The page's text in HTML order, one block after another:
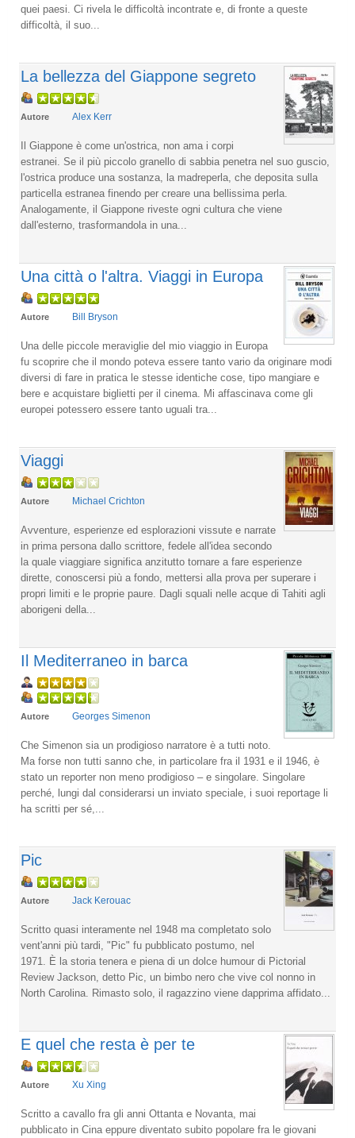
quei paesi. Ci rivela le difficoltà incontrate e, di fronte a queste
difficoltà, il suo...
La bellezza del Giappone segreto
Autore Alex Kerr
Il Giappone è come un'ostrica, non ama i corpi
estranei. Se il più piccolo granello di sabbia penetra nel suo guscio,
l'ostrica produce una sostanza, la madreperla, che deposita sulla
particella estranea finendo per creare una bellissima perla.
Analogamente, il Giappone riveste ogni cultura che viene
dall'esterno, trasformandola in una...
Una città o l'altra. Viaggi in Europa
Autore Bill Bryson
Una delle piccole meraviglie del mio viaggio in Europa
fu scoprire che il mondo poteva essere tanto vario da originare modi
diversi di fare in pratica le stesse identiche cose, tipo mangiare e
bere e acquistare biglietti per il cinema. Mi affascinava come gli
europei potessero essere tanto uguali tra...
Viaggi
Autore Michael Crichton
Avventure, esperienze ed esplorazioni vissute e narrate
in prima persona dallo scrittore, fedele all'idea secondo
la quale viaggiare significa anzitutto tornare a fare esperienze
dirette, conoscersi più a fondo, mettersi alla prova per superare i
propri limiti e le proprie paure. Dagli squali nelle acque di Tahiti agli
aborigeni della...
Il Mediterraneo in barca
Autore Georges Simenon
Che Simenon sia un prodigioso narratore è a tutti noto.
Ma forse non tutti sanno che, in particolare fra il 1931 e il 1946, è
stato un reporter non meno prodigioso – e singolare. Singolare
perché, lungi dal considerarsi un inviato speciale, i suoi reportage li
ha scritti per sé,...
Pic
Autore Jack Kerouac
Scritto quasi interamente nel 1948 ma completato solo
vent'anni più tardi, "Pic" fu pubblicato postumo, nel
1971. È la storia tenera e piena di un dolce humour di Pictorial
Review Jackson, detto Pic, un bimbo nero che vive col nonno in
North Carolina. Rimasto solo, il ragazzino viene dapprima affidato...
E quel che resta è per te
Autore Xu Xing
Scritto a cavallo fra gli anni Ottanta e Novanta, mai
pubblicato in Cina eppure diventato subito popolare fra le giovani